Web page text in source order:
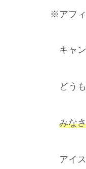
※アフィ
キャ
どう
みな
アイ